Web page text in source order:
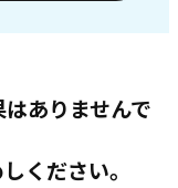
ありませんで
ください。